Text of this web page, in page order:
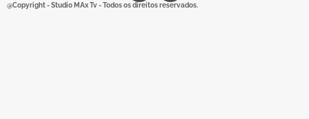
@Copyright - Studio MAx Tv - Todos os direitos reservados.